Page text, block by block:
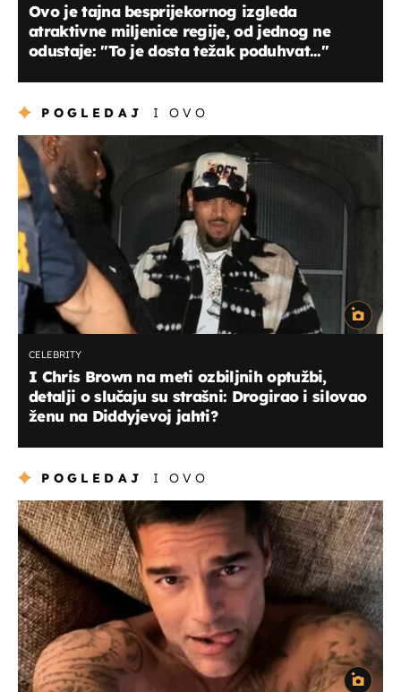
Ovo je tajna besprijekornog izgleda
atraktivne miljenice regije, od jednog ne
odustaje: "To je dosta težak poduhvat..."
POGLEDAJ I OVO
CELEBRITY
I Chris Brown na meti ozbiljnih optužbi,
detalji o slučaju su strašni: Drogirao i silovao
ženu na Diddyjevoj jahti?
POGLEDAJ I OVO